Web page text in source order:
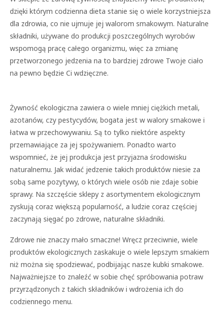
dzięki którym codzienna dieta stanie się o wiele korzystniejsza
dla zdrowia, co nie ujmuje jej walorom smakowym. Naturalne
składniki, używane do produkcji poszczególnych wyrobów
wspomogą pracę całego organizmu, więc za zmianę
przetworzonego jedzenia na to bardziej zdrowe Twoje ciało
na pewno będzie Ci wdzięczne.
Żywność ekologiczna zawiera o wiele mniej ciężkich metali,
azotanów, czy pestycydów, bogata jest w walory smakowe i
łatwa w przechowywaniu. Są to tylko niektóre aspekty
przemawiające za jej spożywaniem. Ponadto warto
wspomnieć, że jej produkcja jest przyjazna środowisku
naturalnemu. Jak widać jedzenie takich produktów niesie za
sobą same pozytywy, o których wiele osób nie zdaje sobie
sprawy. Na szczęście sklepy z asortymentem ekologicznym
zyskują coraz większą popularność, a ludzie coraz częściej
zaczynają sięgać po zdrowe, naturalne składniki.
Zdrowe nie znaczy mało smaczne! Wręcz przeciwnie, wiele
produktów ekologicznych zaskakuje o wiele lepszym smakiem
niż można się spodziewać, podbijając nasze kubki smakowe.
Najważniejsze to znaleźć w sobie chęć spróbowania potraw
przyrządzonych z takich składników i wdrożenia ich do
codziennego menu.